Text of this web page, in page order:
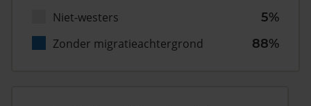
Niet-westers
5%
Zonder migratieachtergrond
88%